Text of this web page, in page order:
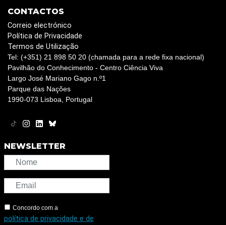
CONTACTOS
Correio electrónico
Política de Privacidade
Termos de Utilização
Tel: (+351) 21 898 50 20 (chamada para a rede fixa nacional)
Pavilhão do Conhecimento - Centro Ciência Viva
Largo José Mariano Gago n.º1
Parque das Nações
1990-073 Lisboa, Portugal
NEWSLETTER
Concordo com a
política de privacidade e de